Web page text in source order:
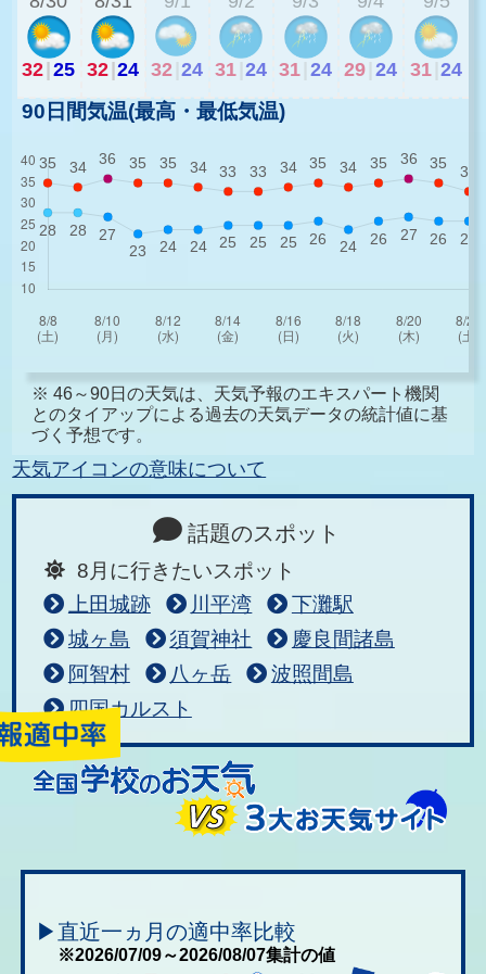
32|25 32|24 32 24 31 24 31 24 29 24 31 24
90日間気温(最高・最低気温)
※ 46～90日の天気は、天気予報のエキスパート機関
とのタイアップによる過去の天気データの統計値に基
づく予想です。
天気アイコンの意味について
話題のスポット
8月に行きたいスポット
上田城跡
川平湾
下灘駅
城ヶ島
須賀神社
慶良間諸島
阿智村
八ヶ岳
波照間島
四国カルスト
▶直近一ヵ月の適中率比較
※2026/07/09～2026/08/07集計の値